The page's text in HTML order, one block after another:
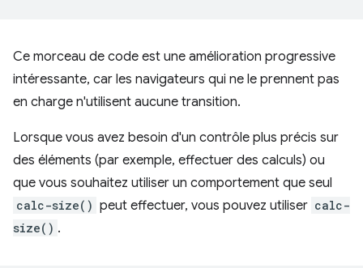
Ce morceau de code est une amélioration progressive
intéressante, car les navigateurs qui ne le prennent pas
en charge n'utilisent aucune transition.
Lorsque vous avez besoin d'un contrôle plus précis sur
des éléments (par exemple, effectuer des calculs) ou
que vous souhaitez utiliser un comportement que seul
calc-size() peut effectuer, vous pouvez utiliser calc-
size() .